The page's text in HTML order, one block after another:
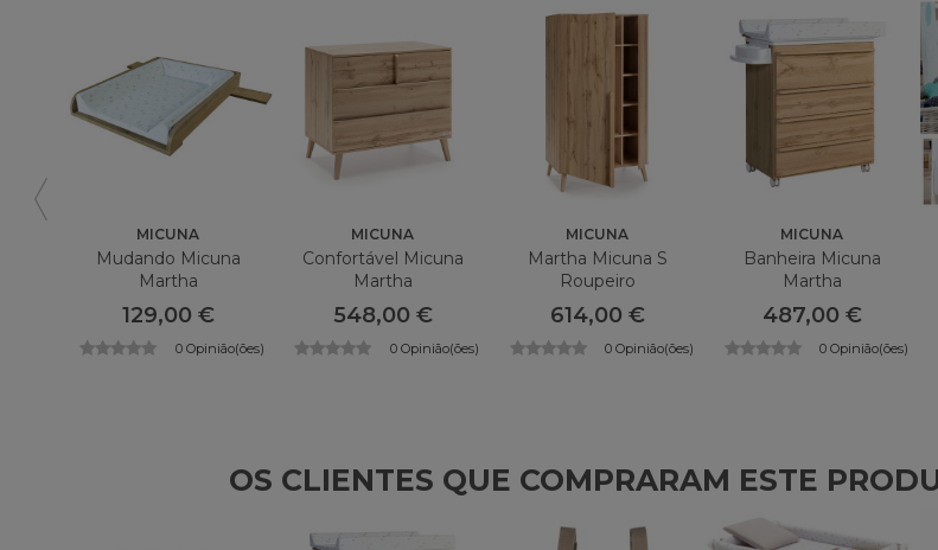
MICUNA
Mudando Micuna
Martha
129,00 €
0 Opinião(ões)
MICUNA
Confortável Micuna
Martha
548,00 €
0 Opinião(ões)
MICUNA
Martha Micuna S
Roupeiro
614,00 €
0 Opinião(ões)
MICUNA
Banheira Micuna
Martha
487,00 €
0 Opinião(ões)
OS CLIENTES QUE COMPRARAM ESTE